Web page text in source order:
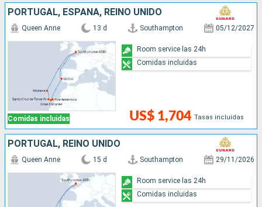
PORTUGAL, ESPAÑA, REINO UNIDO
Comidas incluidas
Queen Anne 13 d Southampton 05/12/2027
US$ 1,704 Tasas incluidas
Room service las 24h
Comidas incluidas
PORTUGAL, REINO UNIDO
Queen Anne 15 d Southampton 29/11/2026
Room service las 24h
Comidas incluidas